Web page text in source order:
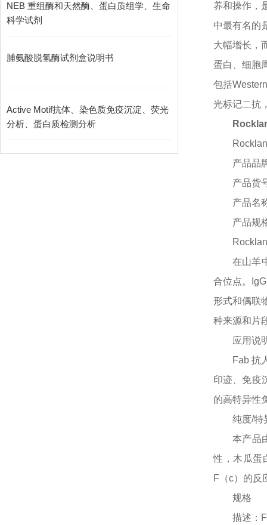
NEB 重组酶和天然酶、蛋白质组学、生命
科学试剂
脯氨酸脱氢酶试剂盒说明书
Active Motif抗体、染色质免疫沉淀、荧光
分析、蛋白质检测分析
养和操作，
中最有名的
大幅增长，
蛋白、细胞
包括
光标记二抗
产品品
产品货
产品名
产品规
在山羊
合位点。
形式和偶联
种来源和片
应用说
Fab 抗
印迹、免疫
的高特异性
纯度/特
本产品
性，木瓜蛋
F（c）的反
规格
描述：